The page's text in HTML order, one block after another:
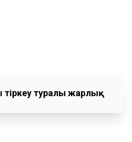
тіркеу туралы жарлық